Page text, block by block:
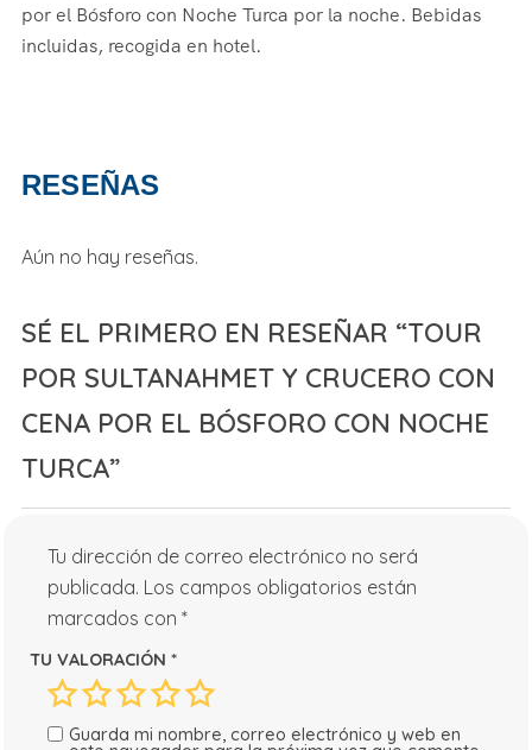
por el Bósforo con Noche Turca por la noche. Bebidas
incluidas, recogida en hotel.
RESEÑAS
Aún no hay reseñas.
SÉ EL PRIMERO EN RESEÑAR “TOUR
POR SULTANAHMET Y CRUCERO CON
CENA POR EL BÓSFORO CON NOCHE
TURCA”
Tu dirección de correo electrónico no será
publicada. Los campos obligatorios están
marcados con *
TU VALORACIÓN *
Guarda mi nombre, correo electrónico y web en